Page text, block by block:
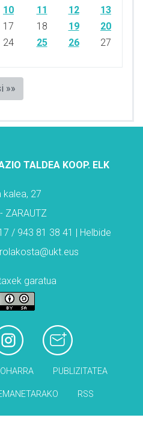
10 11 12
13
17 18 19
20
24 25 26
27
»»
TALDEA KOOP. ELK
kalea, 27
ZARAUTZ
/ 943 81 38 41 | Helbide
garatua
PUBLIZITATEA
RSS